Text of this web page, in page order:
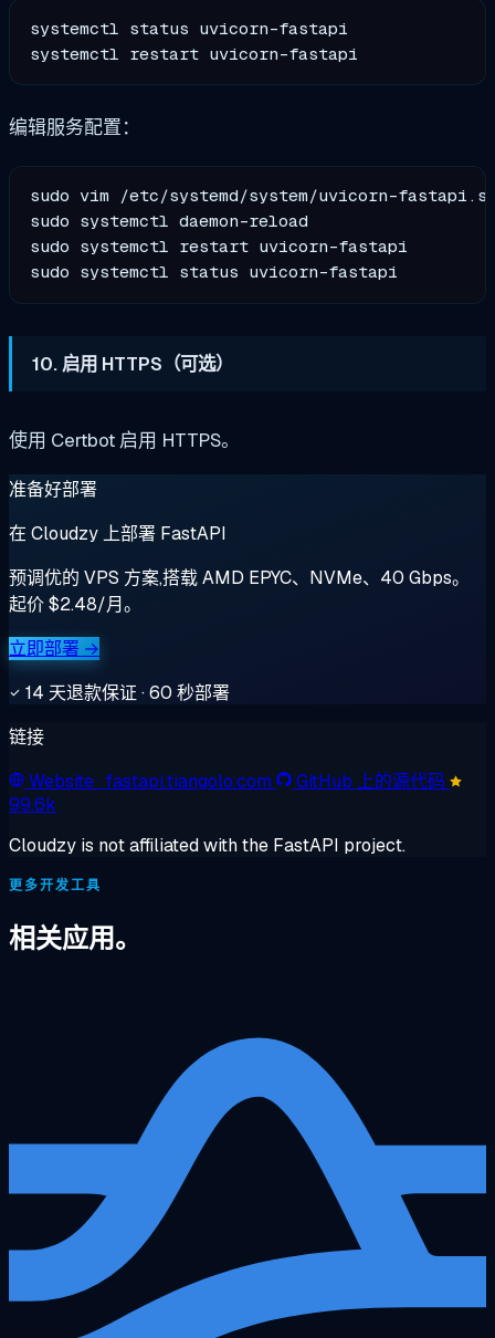
systemctl status uvicorn-fastapi
编辑服务配置：
sudo vim /etc/systemd/system/uvicorn-
sudo systemctl daemon-reload
sudo systemctl restart uvicorn-fastapi
10. 启用 HTTPS（可选）
使用 Certbot 启用 HTTPS。
准备好部署
在 Cloudzy 上部署 FastAPI
预调优的 VPS 方案,搭载 AMD EPYC、NVMe、40 Gbps。
起价 $2.48/月。
立即部署 →
14 天退款保证 · 60 秒部署
链接
Website· fastapi.tiangolo.com
GitHub 上的源代码
99.6k
Cloudzy is not affiliated with the FastAPI project.
更多开发工具
相关应用。